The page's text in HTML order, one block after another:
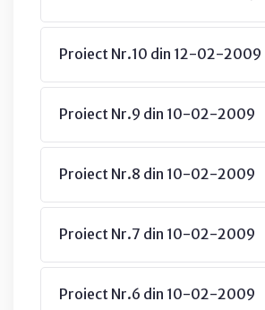
Proiect Nr.10 din 12-02-2009
Proiect Nr.9 din 10-02-2009
Proiect Nr.8 din 10-02-2009
Proiect Nr.7 din 10-02-2009
Proiect Nr.6 din 10-02-2009